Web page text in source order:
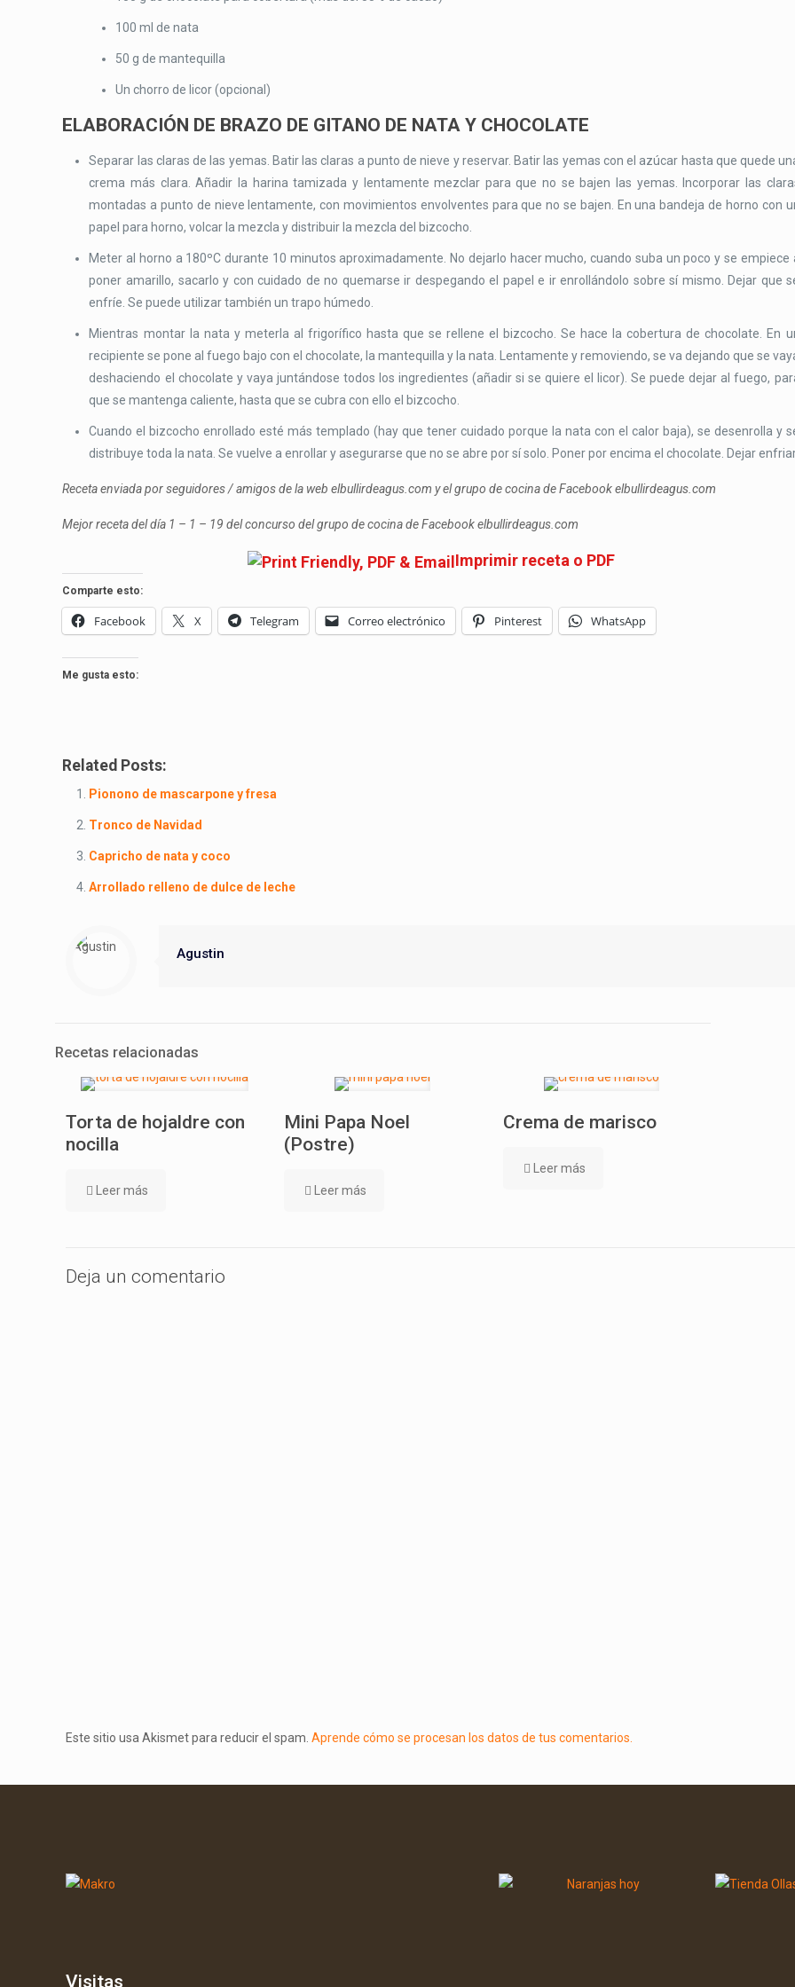
100 ml de nata
50 g de mantequilla
Un chorro de licor (opcional)
ELABORACIÓN DE BRAZO DE GITANO DE NATA Y CHOCOLATE
Separar las claras de las yemas. Batir las claras a punto de nieve y reservar. Batir las yemas con el azúcar hasta que quede
crema más clara. Añadir la harina tamizada y lentamente mezclar para que no se bajen las yemas. Incorporar las
montadas a punto de nieve lentamente, con movimientos envolventes para que no se bajen. En una bandeja de horno con
papel para horno, volcar la mezcla y distribuir la mezcla del bizcocho.
Meter al horno a 180ºC durante 10 minutos aproximadamente. No dejarlo hacer mucho, cuando suba un poco y se empiece
poner amarillo, sacarlo y con cuidado de no quemarse ir despegando el papel e ir enrollándolo sobre sí mismo. Dejar que
enfríe. Se puede utilizar también un trapo húmedo.
Mientras montar la nata y meterla al frigorífico hasta que se rellene el bizcocho. Se hace la cobertura de chocolate. En
recipiente se pone al fuego bajo con el chocolate, la mantequilla y la nata. Lentamente y removiendo, se va dejando que se
deshaciendo el chocolate y vaya juntándose todos los ingredientes (añadir si se quiere el licor). Se puede dejar al fuego,
que se mantenga caliente, hasta que se cubra con ello el bizcocho.
Cuando el bizcocho enrollado esté más templado (hay que tener cuidado porque la nata con el calor baja), se desenrolla y
distribuye toda la nata. Se vuelve a enrollar y asegurarse que no se abre por sí solo. Poner por encima el chocolate. Dejar
Receta enviada por seguidores / amigos de la web elbullirdeagus.com y el grupo de cocina de Facebook elbullirdeagus.com
Mejor receta del día 1 – 1 – 19 del concurso del grupo de cocina de Facebook elbullirdeagus.com
Imprimir receta o PDF
Comparte esto:
Facebook X Telegram Correo electrónico Pinterest WhatsApp
Me gusta esto:
Related Posts:
Pionono de mascarpone y fresa
Tronco de Navidad
Capricho de nata y coco
Arrollado relleno de dulce de leche
Agustin
Recetas relacionadas
Torta de hojaldre con
nocilla
Leer más
Mini Papa Noel
(Postre)
Leer más
Crema de marisco
Leer más
Deja un comentario
Este sitio usa Akismet para reducir el spam. Aprende cómo se procesan los datos de tus comentarios.
Visitas